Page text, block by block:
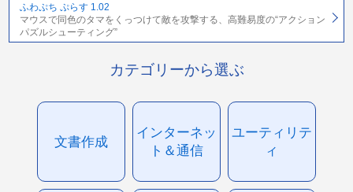
ふわぷち ぷらす 1.02
マウスで同色のタマをくっつけて敵を攻撃する、高難易度の“アクション
パズルシューティング”
カテゴリーから選ぶ
文書作成
インターネッ
ト＆通信
ユーティリテ
ィ